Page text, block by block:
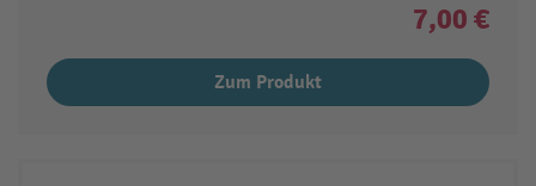
7,00 €
Zum Produkt